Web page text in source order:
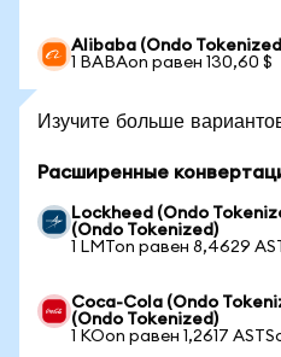
Alibaba (Ondo
1 BABAon равен 130,60 $
Изучите больше
Расширенные
Lockheed (Ondo
(Ondo Tokenized)
1 LMTon равен 8,4629
Coca-Cola (Ondo
(Ondo Tokenized)
1 KOon равен 1,2617